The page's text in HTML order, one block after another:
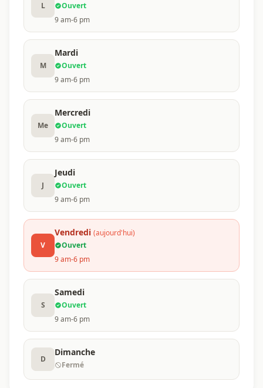
L
Ouvert
9 am-6 pm
M
Mardi
Ouvert
9 am-6 pm
Me
Mercredi
Ouvert
9 am-6 pm
J
Jeudi
Ouvert
9 am-6 pm
V
Vendredi (aujourd'hui)
Ouvert
9 am-6 pm
S
Samedi
Ouvert
9 am-6 pm
D
Dimanche
Fermé